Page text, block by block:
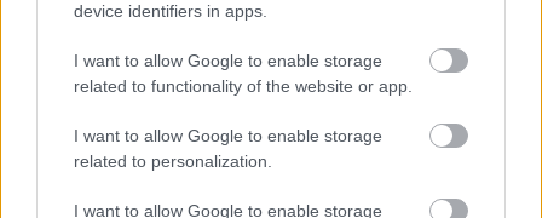
device identifiers in apps.
I want to allow Google to enable storage
related to functionality of the website or app.
I want to allow Google to enable storage
related to personalization.
I want to allow Google to enable storage
SALMA HAYEK KOZMETIKA
KOLLEKCIÓ
Kövesd a Glamour cikkeit a Google hírekben